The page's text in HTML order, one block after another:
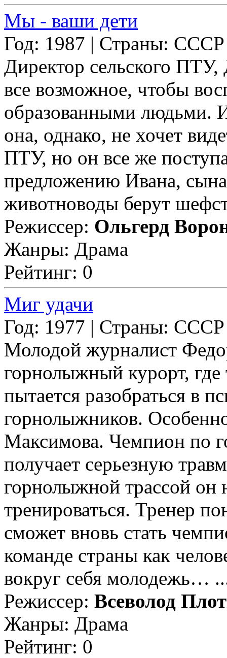
Мы - ваши дети
Год: 1987 | Страны: СССР
Директор сельского ПТУ,
все возможное, чтобы
образованными людьми.
она, однако, не хочет
ПТУ, но он все же
предложению Ивана,
животноводы берут
Режиссер: Ольгерд
Жанры: Драма
Рейтинг: 0
Миг удачи
Год: 1977 | Страны: СССР
Молодой журналист
горнолыжный курорт,
пытается разобраться в
горнолыжников.
Максимова. Чемпион по
получает серьезную
горнолыжной трассой он
тренироваться. Тренер
сможет вновь стать
команде страны как
вокруг себя молодежь…
Режиссер: Всеволод
Жанры: Драма
Рейтинг: 0